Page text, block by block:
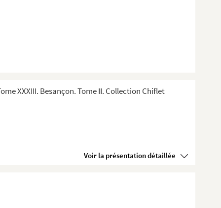
XXXIII. Besançon. Tome II. Collection Chiflet
Voir la présentation détaillée